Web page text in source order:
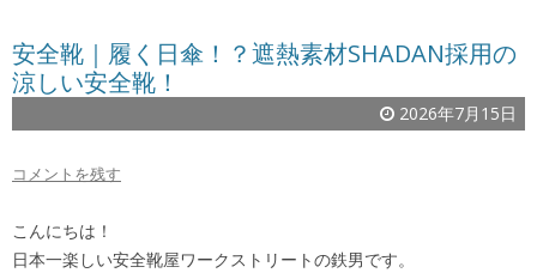
安全靴｜履く日傘！？遮熱素材SHADAN採用の
涼しい安全靴！
2026年7月15日
コメントを残す
こんにちは！
日本一楽しい安全靴屋ワークストリートの鉄男です。